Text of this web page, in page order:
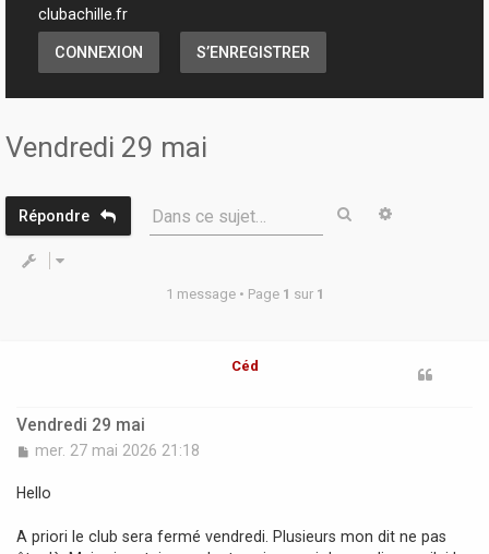
clubachille.fr
CONNEXION S’ENREGISTRER
Vendredi 29 mai
Répondre Dans ce sujet… Rechercher
1 message • Page 1 sur 1
Céd
Vendredi 29 mai
M
s
g
mer. 27 mai 2026 21:18
Hello
A priori le club sera fermé vendredi. Plusieurs mon dit ne pas